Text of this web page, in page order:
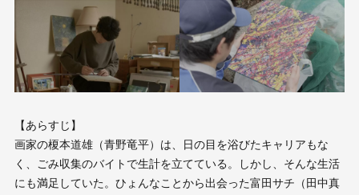
【あらすじ】
画家の榎本道雄（青野竜平）は、日の目を浴びたキャリアもな
く、ごみ収集のバイトで生計を立てている。しかし、そんな生活
にも満足していた。ひょんなことから出会った富田サチ（田中真